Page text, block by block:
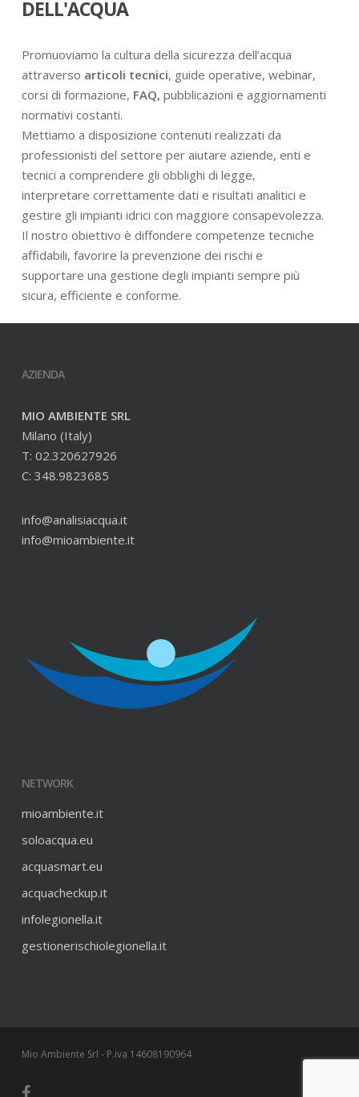
DELL'ACQUA
Promuoviamo la cultura della sicurezza dell’acqua
attraverso articoli tecnici, guide operative, webinar,
corsi di formazione, FAQ, pubblicazioni e aggiornamenti
normativi costanti.
Mettiamo a disposizione contenuti realizzati da
professionisti del settore per aiutare aziende, enti e
tecnici a comprendere gli obblighi di legge,
interpretare correttamente dati e risultati analitici e
gestire gli impianti idrici con maggiore consapevolezza.
Il nostro obiettivo è diffondere competenze tecniche
affidabili, favorire la prevenzione dei rischi e
supportare una gestione degli impianti sempre più
sicura, efficiente e conforme.
AZIENDA
MIO AMBIENTE SRL
Milano (Italy)
T: 02.320627926
C: 348.9823685
info@analisiacqua.it
info@mioambiente.it
NETWORK
mioambiente.it
soloacqua.eu
acquasmart.eu
acquacheckup.it
infolegionella.it
gestionerischiolegionella.it
Mio Ambiente Srl - P.iva 14608190964
facebook